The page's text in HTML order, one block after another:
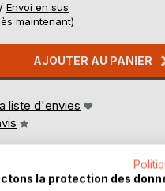
Envoi en sus
maintenant)
AJOUTER AU PANIER
liste d'envies
la protection des